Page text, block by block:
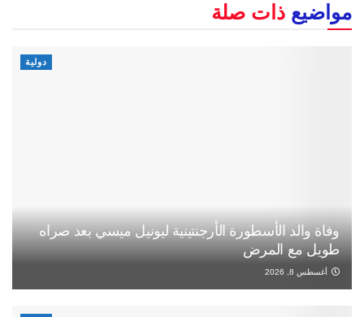
مواضيع ذات صلة
دولية
وفاة والد الأسطورة الأرجنتينية ليونيل ميسي بعد صراه
طويل مع المرض
أغسطس 8, 2026